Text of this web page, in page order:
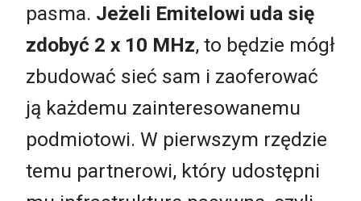
pasma. Jeżeli Emitelowi uda się
zdobyć 2 x 10 MHz, to będzie mógł
zbudować sieć sam i zaoferować
ją każdemu zainteresowanemu
podmiotowi. W pierwszym rzędzie
temu partnerowi, który udostępni